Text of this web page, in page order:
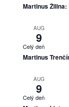
Martinus
AUG
9
Celý deň
Martinus
AUG
9
Celý deň